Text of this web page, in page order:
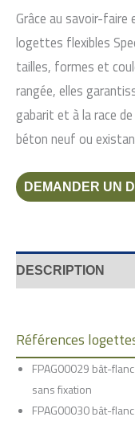
Grâce au savoir-faire
logettes flexibles
tailles, formes et
rangée, elles
gabarit et à la race
béton neuf ou
DEMANDER UN
DESCRIPTION
Références
FPAG00029 bât-
sans fixation
FPAG00030 bât-